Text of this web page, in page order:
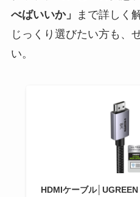
べばいいか」
まで詳しく
じっくり選びたい方も、
い。
HDMIケーブル